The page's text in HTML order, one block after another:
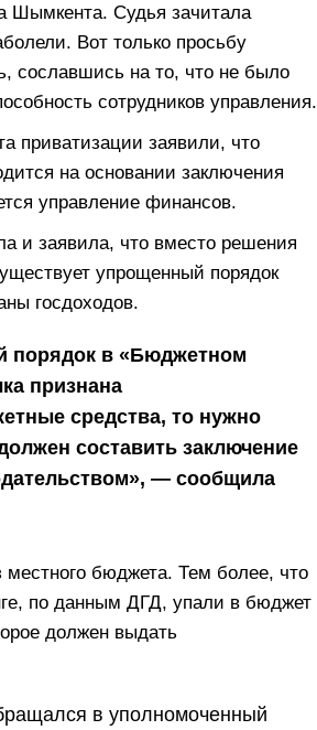
Шымкента. Судья зачитала
Вот только просьбу
сославшись на то, что не было
сотрудников управления.
приватизации заявили, что
на основании заключения
управление финансов.
и заявила, что вместо решения
упрощенный порядок
госдоходов.
порядок в «Бюджетном
признана
средства, то нужно
составить заключение
— сообщила
бюджета. Тем более, что
по данным ДГД, упали в бюджет
должен выдать
в уполномоченный